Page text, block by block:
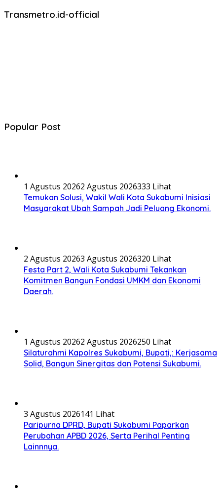
Transmetro.id-official
Popular Post
1 Agustus 20262 Agustus 2026333 Lihat
Temukan Solusi, Wakil Wali Kota Sukabumi Inisiasi
Masyarakat Ubah Sampah Jadi Peluang Ekonomi.
2 Agustus 20263 Agustus 2026320 Lihat
Festa Part 2, Wali Kota Sukabumi Tekankan
Komitmen Bangun Fondasi UMKM dan Ekonomi
Daerah.
1 Agustus 20262 Agustus 2026250 Lihat
Silaturahmi Kapolres Sukabumi, Bupati,: Kerjasama
Solid, Bangun Sinergitas dan Potensi Sukabumi.
3 Agustus 2026141 Lihat
Paripurna DPRD, Bupati Sukabumi Paparkan
Perubahan APBD 2026, Serta Perihal Penting
Lainnnya.